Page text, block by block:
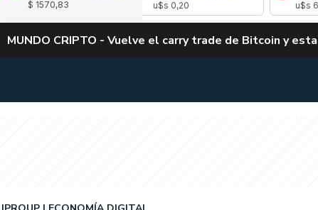
$ 1570,83
MUNDO CRIPTO - Vuelve el carry trade de Bitcoin y